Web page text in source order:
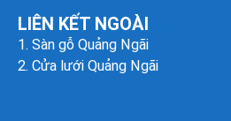
LIÊN KẾT NGOÀI
1. Sàn gỗ Quảng Ngãi
2. Cửa lưới Quảng Ngãi